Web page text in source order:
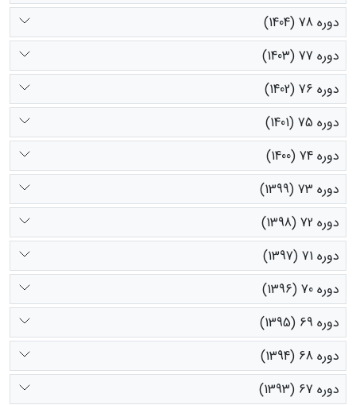
دوره 78 (1404)
دوره 77 (1403)
دوره 76 (1402)
دوره 75 (1401)
دوره 74 (1400)
دوره 73 (1399)
دوره 72 (1398)
دوره 71 (1397)
دوره 70 (1396)
دوره 69 (1395)
دوره 68 (1394)
دوره 67 (1393)